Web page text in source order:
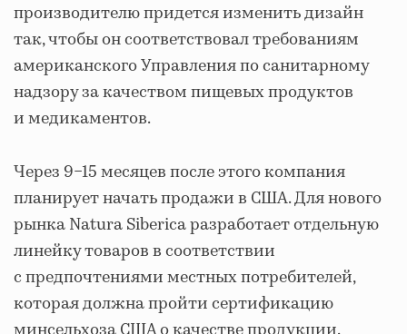
производителю придется изменить дизайн
так, чтобы он соответствовал требованиям
американского Управления по санитарному
надзору за качеством пищевых продуктов
и медикаментов.
Через 9−15 месяцев после этого компания
планирует начать продажи в США. Для нового
рынка Natura Siberica разработает отдельную
линейку товаров в соответствии
с предпочтениями местных потребителей,
которая должна пройти сертификацию